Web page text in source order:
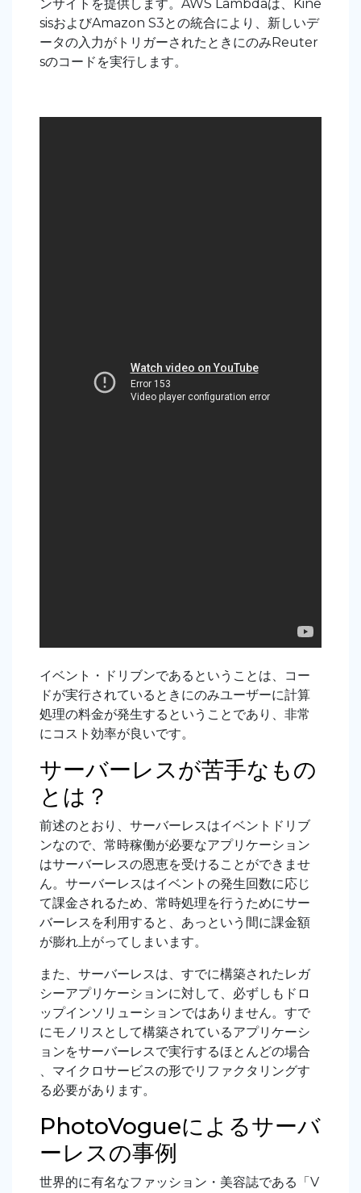
ンサイトを提供します。AWS Lambdaは、Kine
sisおよびAmazon S3との統合により、新しいデ
ータの入力がトリガーされたときにのみReuter
sのコードを実行します。
イベント・ドリブンであるということは、コー
ドが実行されているときにのみユーザーに計算
処理の料金が発生するということであり、非常
にコスト効率が良いです。
サーバーレスが苦手なもの
とは？
前述のとおり、サーバーレスはイベントドリブ
ンなので、常時稼働が必要なアプリケーション
はサーバーレスの恩恵を受けることができませ
ん。サーバーレスはイベントの発生回数に応じ
て課金されるため、常時処理を行うためにサー
バーレスを利用すると、あっという間に課金額
が膨れ上がってしまいます。
また、サーバーレスは、すでに構築されたレガ
シーアプリケーションに対して、必ずしもドロ
ップインソリューションではありません。すで
にモノリスとして構築されているアプリケーシ
ョンをサーバーレスで実行するほとんどの場合
、マイクロサービスの形でリファクタリングす
る必要があります。
PhotoVogueによるサーバ
ーレスの事例
世界的に有名なファッション・美容誌である「V